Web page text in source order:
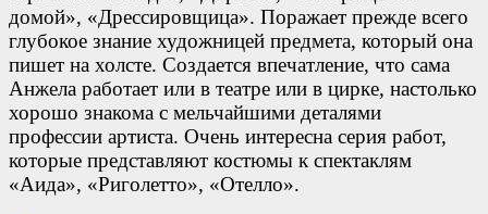
домой», «Дрессировщица». Поражает прежде всего
глубокое знание художницей предмета, который она
пишет на холсте. Создается впечатление, что сама
Анжела работает или в театре или в цирке, настолько
хорошо знакома с мельчайшими деталями
профессии артиста. Очень интересна серия работ,
которые представляют костюмы к спектаклям
«Аида», «Риголетто», «Отелло».